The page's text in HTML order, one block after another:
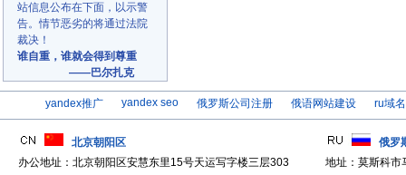
站信息公布在下面，以示警
告。情节恶劣的将通过法院
裁决！
谁自重，谁就会得到尊重
——巴尔扎克
yandex推广 yandex seo 俄罗斯公司注册 俄语网站建设 ru域
北京朝阳区
办公地址：北京朝阳区安慧东里15号天运写字楼三层303
俄罗
地址：莫斯科市